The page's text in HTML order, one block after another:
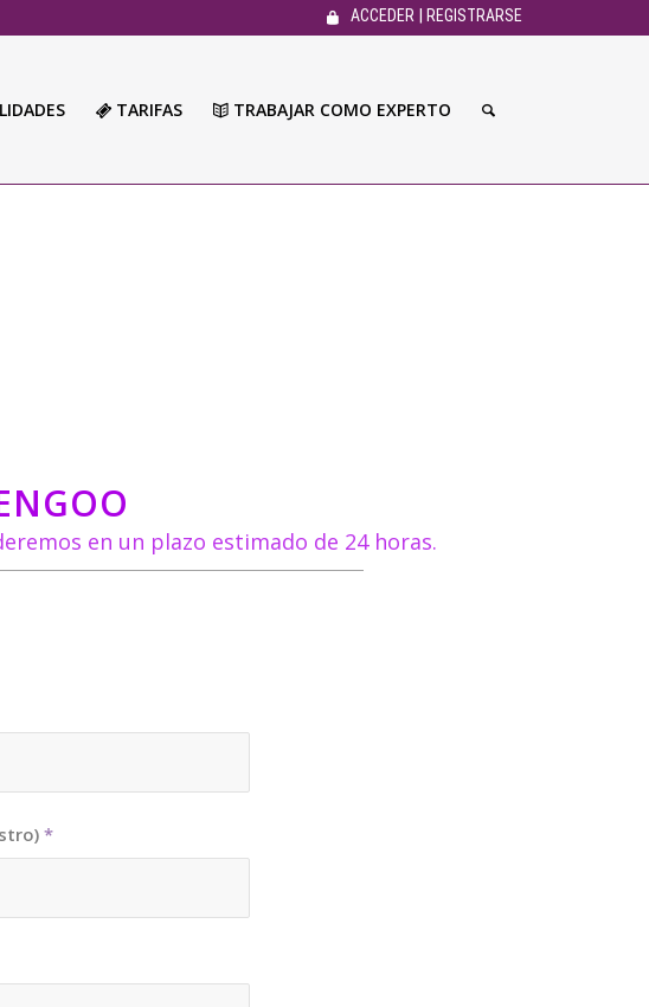
ACCEDER| REGISTRARSE
TARIFAS TRABAJAR COMO EXPERTO
en un plazo estimado de 24 horas.
*